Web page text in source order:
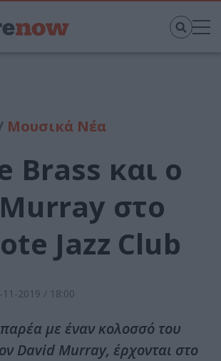
Μουσικά Νέα
Brass και ο
στο
Jazz Club
11-2019 / 18:00
με έναν κολοσσό του
David Murray, έρχονται στο